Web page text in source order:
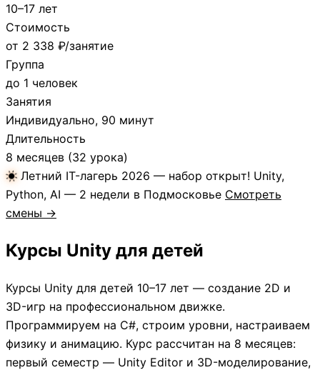
10–17 лет
Стоимость
от 2 338 ₽/занятие
Группа
до 1 человек
Занятия
Индивидуально, 90 минут
Длительность
8 месяцев (32 урока)
Летний IT-лагерь 2026 — набор открыт! Unity,
Python, AI — 2 недели в Подмосковье Смотреть
смены →
Курсы Unity для детей
Курсы Unity для детей 10–17 лет — создание 2D и
3D-игр на профессиональном движке.
Программируем на C#, строим уровни, настраиваем
физику и анимацию. Курс рассчитан на 8 месяцев:
первый семестр — Unity Editor и 3D-моделирование,